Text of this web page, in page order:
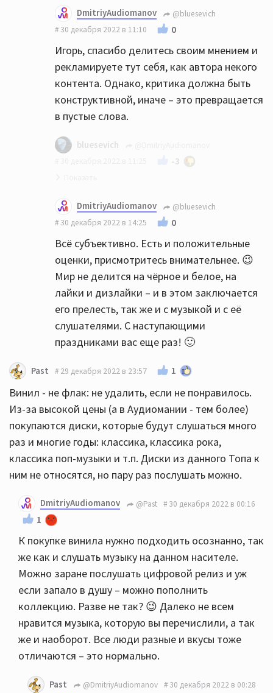
DmitriyAudiomanov
@bluesevich
30 декабря 2022 в 11:10
0
Игорь, спасибо делитесь своим мнением и
рекламируете тут себя, как автора некого
контента. Однако, критика должна быть
конструктивной, иначе – это превращается
в пустые слова.
bluesevich
-3
Конструктивной? Ну уж извините, здесь
свободный портал, я лично вам ничего не
должен и ничем не обязан, так что
"конструктивная критика" - это то, что под
вашими "обзорами" лишь только негатив.
Либо вообще люди не обращают
внимания... Коллектив однако:)))
DmitriyAudiomanov
@bluesevich
30 декабря 2022 в 14:25
0
Всё субъективно. Есть и положительные
оценки, присмотритесь внимательнее. 😉
Мир не делится на чёрное и белое, на
лайки и дизлайки – и в этом заключается
его прелесть, так же и с музыкой и с её
слушателями. С наступающими
праздниками вас еще раз! 🙂
Past 29 декабря 2022 в 23:57 1
Винил - не флак: не удалить, если не понравилось.
Из-за высокой цены (а в Аудиомании - тем более)
покупаются диски, которые будут слушаться много
раз и многие годы: классика, классика рока,
классика поп-музыки и т.п. Диски из данного Топа к
ним не относятся, но пару раз послушать можно.
DmitriyAudiomanov @Past 30 декабря 2022 в 00:16
1
К покупке винила нужно подходить осознанно, так
же как и слушать музыку на данном насителе.
Можно заране послушать цифровой релиз и уж
если запало в душу – можно пополнить
коллекцию. Разве не так? 😉 Далеко не всем
нравится музыка, которую вы перечислили, а так
же и наоборот. Все люди разные и вкусы тоже
отличаются – это нормально.
Past @DmitriyAudiomanov 30 декабря 2022 в 00:28